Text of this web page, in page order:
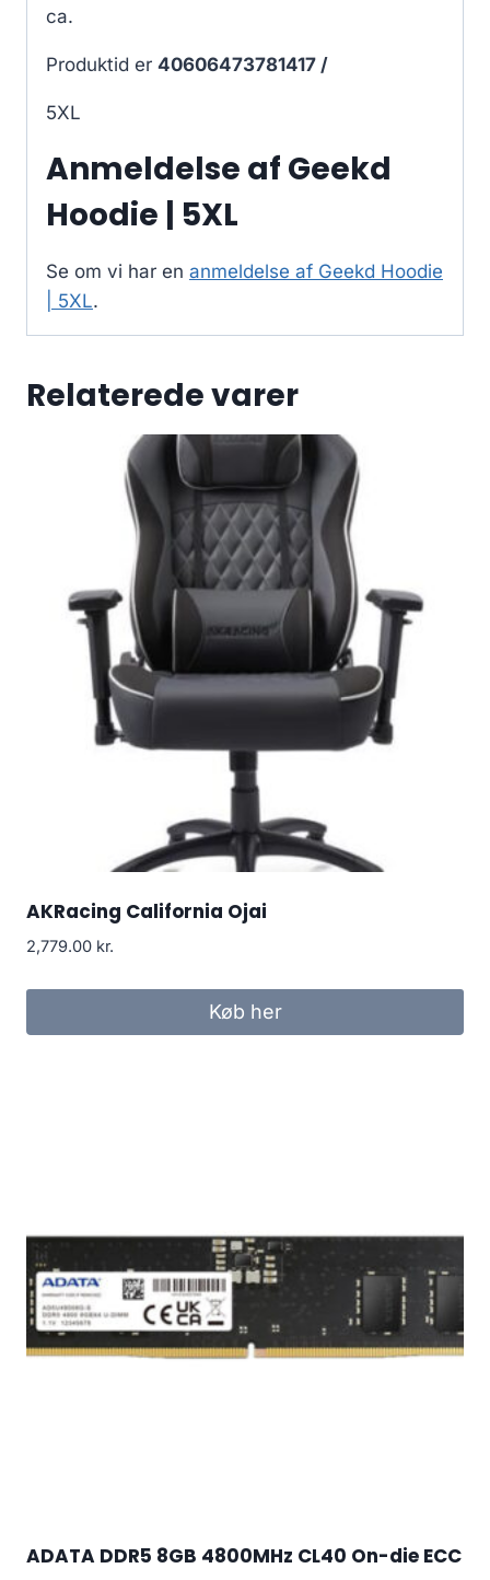
ca.
Produktid er 40606473781417 /
5XL
Anmeldelse af Geekd
Hoodie | 5XL
Se om vi har en anmeldelse af Geekd Hoodie
| 5XL.
Relaterede varer
AKRacing California Ojai
2,779.00 kr.
Køb her
ADATA DDR5 8GB 4800MHz CL40 On-die ECC